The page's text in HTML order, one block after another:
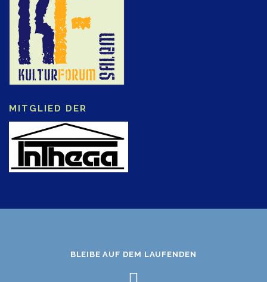
MITGLIED DER
BLEIBE AUF DEM LAUFENDEN